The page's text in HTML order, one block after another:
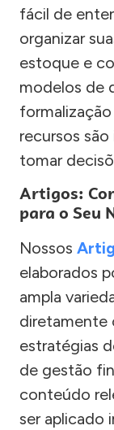
fácil de
organizar
estoque e
modelos de
recursos
tomar
Artigos:
para o Seu
Nossos
elaborados
ampla
diretamente
estratégias
de gestão
conteúdo
ser aplicado